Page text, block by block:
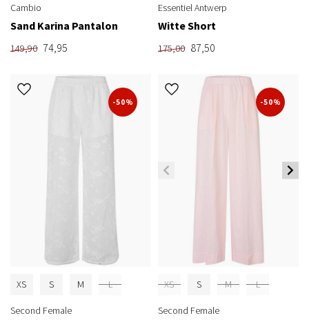
Cambio
Sand Karina Pantalon
149,90 74,95
Essentiel Antwerp
Witte Short
175,00 87,50
-50%
XS S M L
Second Female
-50%
XS S M L
Second Female